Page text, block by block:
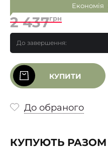
Економія
2 437грн
До завершення:
КУПИТИ
До обраного
КУПУЮТЬ РАЗОМ